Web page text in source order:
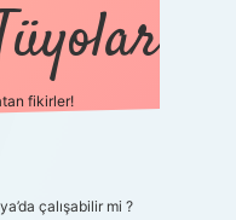
fikirler!
çalışabilir mi ?